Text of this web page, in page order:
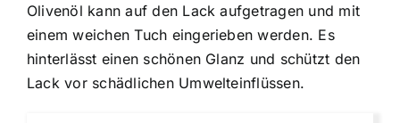
Olivenöl kann auf den Lack aufgetragen und mit
einem weichen Tuch eingerieben werden. Es
hinterlässt einen schönen Glanz und schützt den
Lack vor schädlichen Umwelteinflüssen.